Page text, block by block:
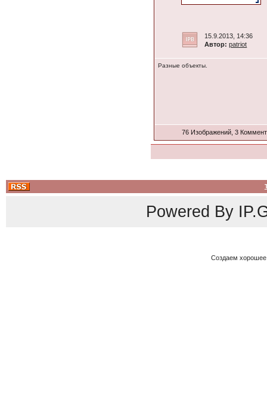
15.9.2013, 14:36
Автор: patriot
Разные объекты.
76 Изображений, 3
Powered By
Создаем